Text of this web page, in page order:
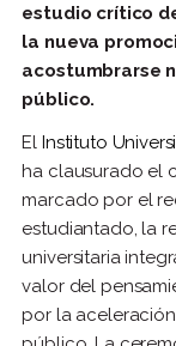
estudio crítico
la nueva
acostumbrarse
público.
ElInstituto
ha clausurado el
marcado por el
estudiantado, la
universitaria
valor del
por la